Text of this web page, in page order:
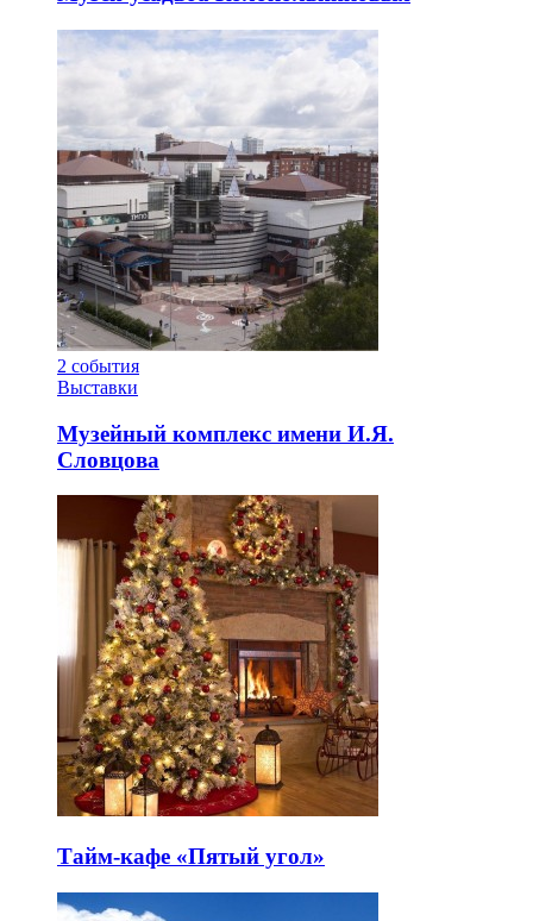
2 события
Выставки
Музейный комплекс имени И.Я.
Словцова
Тайм-кафе «Пятый угол»